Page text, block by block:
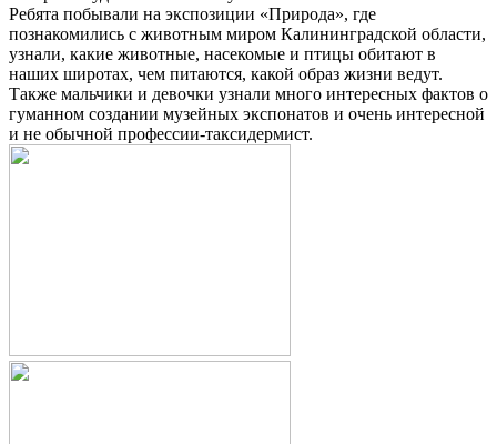
Ребята побывали на экспозиции «Природа», где
познакомились с животным миром Калининградской области,
узнали, какие животные, насекомые и птицы обитают в
наших широтах, чем питаются, какой образ жизни ведут.
Также мальчики и девочки узнали много интересных фактов о
гуманном создании музейных экспонатов и очень интересной
и не обычной профессии-таксидермист.